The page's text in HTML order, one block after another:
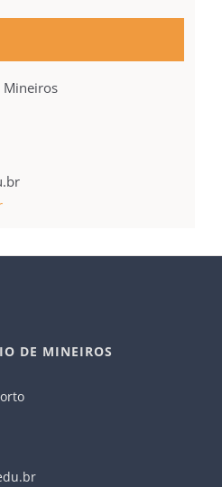
Mineiros
DE MINEIROS